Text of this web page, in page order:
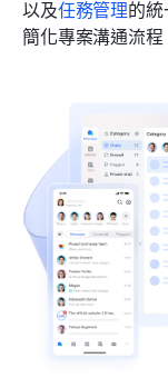
以及任務管理的
簡化專案溝通流程